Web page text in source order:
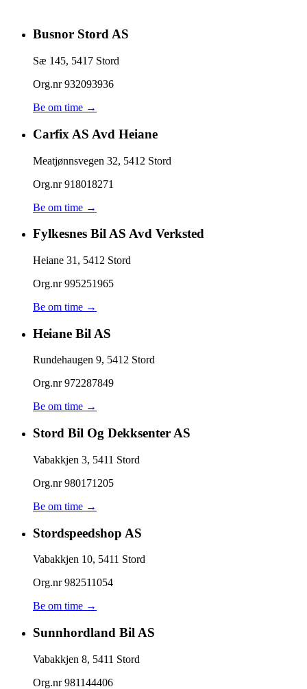
Busnor Stord AS
Sæ 145, 5417 Stord
Org.nr932093936
Be om time →
Carfix AS Avd Heiane
Meatjønnsvegen 32, 5412 Stord
Org.nr918018271
Be om time →
Fylkesnes Bil AS Avd Verksted
Heiane 31 , 5412 Stord
Org.nr995251965
Be om time →
Heiane Bil AS
Rundehaugen 9, 5412 Stord
Org.nr972287849
Be om time →
Stord Bil Og Dekksenter AS
Vabakkjen 3, 5411 Stord
Org.nr980171205
Be om time →
Stordspeedshop AS
Vabakkjen 10, 5411 Stord
Org.nr982511054
Be om time →
Sunnhordland Bil AS
Vabakkjen 8, 5411 Stord
Org.nr981144406